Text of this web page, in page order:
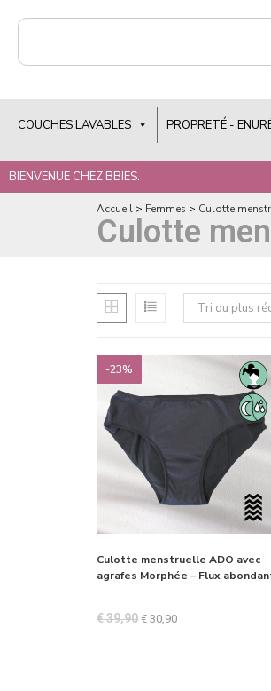
COUCHES LAVABLES PROPRETÉ -
BIENVENUE CHEZ BBIES.
Accueil > Femmes > Culotte
Culotte
Tri du plus
-23%
Culotte menstruelle ADO avec
agrafes Morphée – Flux
€39,90 € 30,90